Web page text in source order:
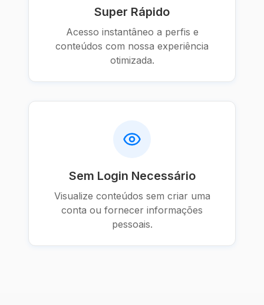
Super Rápido
Acesso instantâneo a perfis e
conteúdos com nossa experiência
otimizada.
Sem Login Necessário
Visualize conteúdos sem criar uma
conta ou fornecer informações
pessoais.